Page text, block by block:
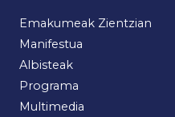
Emakumeak Zientzian
Manifestua
Albisteak
Programa
Multimedia